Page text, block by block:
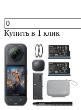
Купить в 1 клик